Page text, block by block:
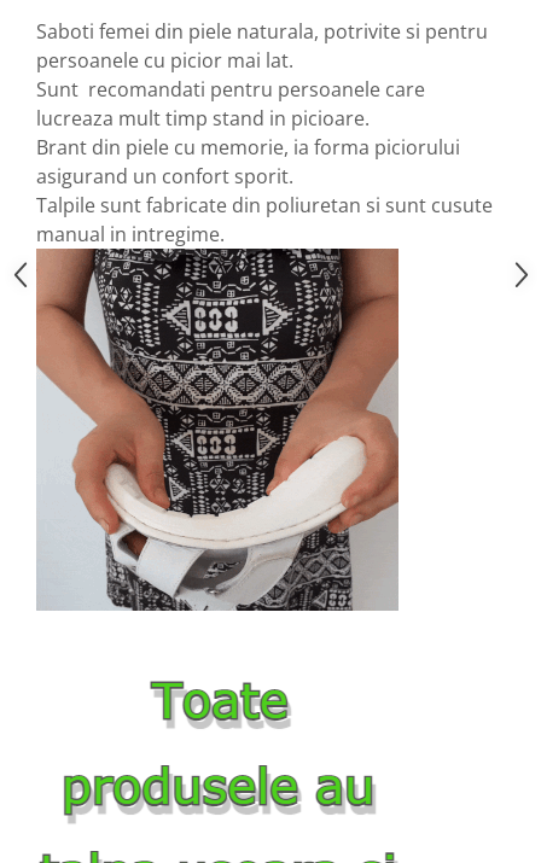
Saboti femei din piele naturala, potrivite si pentru
persoanele cu picior mai lat.
Sunt recomandati pentru persoanele care
lucreaza mult timp stand in picioare.
Brant din piele cu memorie, ia forma piciorului
asigurand un confort sporit.
Talpile sunt fabricate din poliuretan si sunt cusute
manual in intregime.